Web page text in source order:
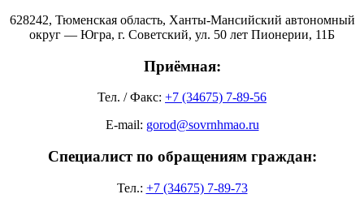
628242, Тюменская область, Ханты-Мансийский автономный
округ — Югра, г. Советский, ул. 50 лет Пионерии, 11Б
Приёмная:
Тел. / Факс: +7 (34675) 7-89-56
E-mail: gorod@sovrnhmao.ru
Специалист по обращениям граждан:
Тел.: +7 (34675) 7-89-73